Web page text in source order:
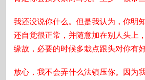
我还没说你什么。但是我认为，你明
还自觉很正常，并随意加在别人头上
缘故，必要的时候多栽点跟头对你有
放心，我不会弄什么法镇压你。因为